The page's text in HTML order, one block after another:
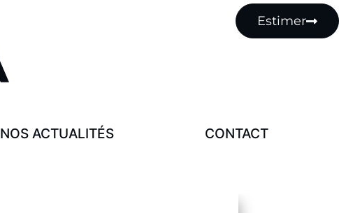
Estimer
NOS ACTUALITÉS CONTACT
Notre Histoire